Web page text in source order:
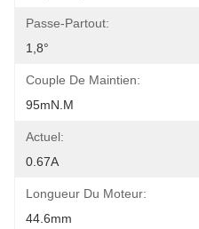
Passe-Partout:
1,8°
Couple De Maintien:
95mN.m
Actuel:
0.67A
Longueur Du Moteur:
44.6mm